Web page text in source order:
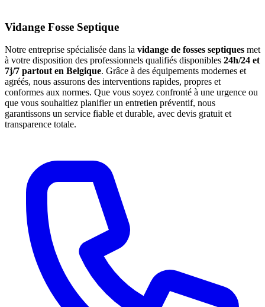
Vidange Fosse Septique
Notre entreprise spécialisée dans la vidange de fosses septiques met
à votre disposition des professionnels qualifiés disponibles 24h/24 et
7j/7 partout en Belgique. Grâce à des équipements modernes et
agréés, nous assurons des interventions rapides, propres et
conformes aux normes. Que vous soyez confronté à une urgence ou
que vous souhaitiez planifier un entretien préventif, nous
garantissons un service fiable et durable, avec devis gratuit et
transparence totale.